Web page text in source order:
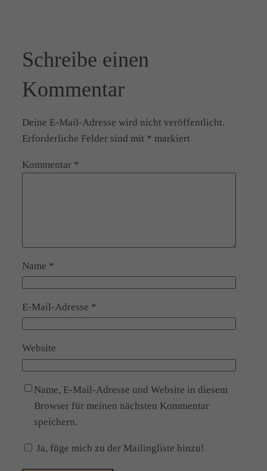
Schreibe einen
Kommentar
Deine E-Mail-Adresse wird nicht veröffentlicht.
Erforderliche Felder sind mit * markiert
Kommentar *
Name *
E-Mail-Adresse *
Website
Name, E-Mail-Adresse und Website in diesem
Browser für meinen nächsten Kommentar
speichern.
Ja, füge mich zu der Mailingliste hinzu!